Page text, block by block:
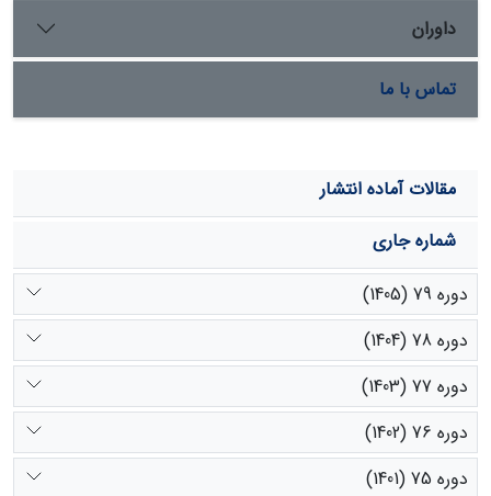
داوران
تماس با ما
مقالات آماده انتشار
شماره جاری
دوره 79 (1405)
دوره 78 (1404)
دوره 77 (1403)
دوره 76 (1402)
دوره 75 (1401)